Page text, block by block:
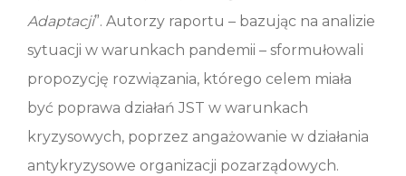
Adaptacji”. Autorzy raportu – bazując na analizie
sytuacji w warunkach pandemii – sformułowali
propozycję rozwiązania, którego celem miała
być poprawa działań JST w warunkach
kryzysowych, poprzez angażowanie w działania
antykryzysowe organizacji pozarządowych.